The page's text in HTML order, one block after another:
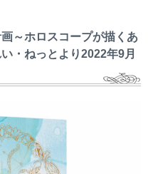
～ホロスコープが描くあ
・ねっとより2022年9月